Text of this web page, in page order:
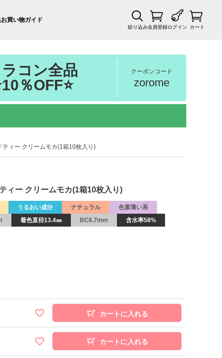
お買い物ガイド
絞り込み会員登録ログイン カート
コン全品
％OFF⭐
クーポンコード
zorome
ィー クリームモカ(1箱10枚入り)
ィー クリームモカ(1箱10枚入り)
うるおい成分 ナチュラル
色素薄い系
着色直径13.4㎜ BC8.7mm 含水率58%
カートに入れる
カートに入れる